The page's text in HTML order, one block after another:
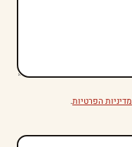
מדיניות הפרטיות.